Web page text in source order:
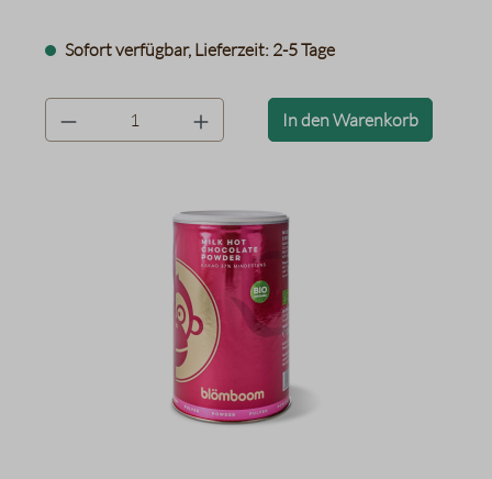
Sofort verfügbar, Lieferzeit: 2-5 Tage
product.quantityLabel In den Warenkorb